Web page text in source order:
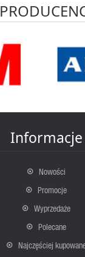
Informacje
Nowości
Promocje
Wyprzedaże
Polecane
Najczęściej